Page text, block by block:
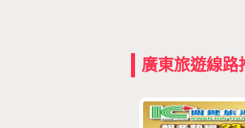
廣東旅遊線路